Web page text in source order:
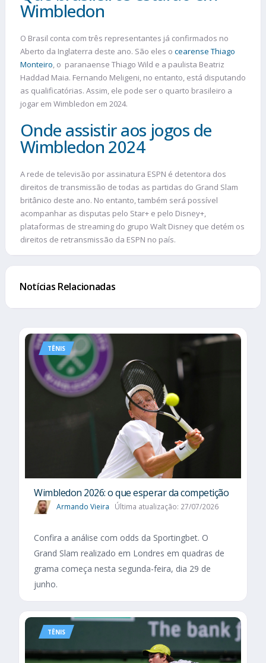
Wimbledon
O Brasil conta com três representantes já confirmados no
Aberto da Inglaterra deste ano. São eles o cearense Thiago
Monteiro, o paranaense Thiago Wild e a paulista Beatriz
Haddad Maia. Fernando Meligeni, no entanto, está disputando
as qualificatórias. Assim, ele pode ser o quarto brasileiro a
jogar em Wimbledon em 2024.
Onde assistir aos jogos de
Wimbledon 2024
A rede de televisão por assinatura ESPN é detentora dos
direitos de transmissão de todas as partidas do Grand Slam
britânico deste ano. No entanto, também será possível
acompanhar as disputas pelo Star+ e pelo Disney+,
plataformas de streaming do grupo Walt Disney que detém os
direitos de retransmissão da ESPN no país.
Notícias Relacionadas
TÊNIS
Wimbledon 2026: o que esperar da competição
Armando Vieira Última atualização: 27/07/2026
Confira a análise com odds da Sportingbet. O
Grand Slam realizado em Londres em quadras de
grama começa nesta segunda-feira, dia 29 de
junho.
TÊNIS